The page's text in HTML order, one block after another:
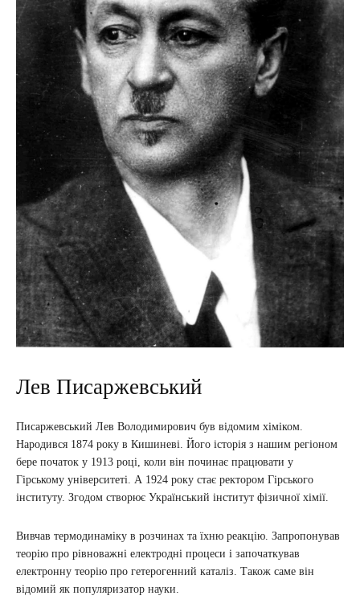
Лев Писаржевський
Писаржевський Лев Володимирович був відомим хіміком.
Народився 1874 року в Кишиневі. Його історія з нашим регіоном
бере початок у 1913 році, коли він починає працювати у
Гірському університеті. А 1924 року стає ректором Гірського
інституту. Згодом створює Український інститут фізичної хімії.
Вивчав термодинаміку в розчинах та їхню реакцію. Запропонував
теорію про рівноважні електродні процеси і започаткував
електронну теорію про гетерогенний каталіз. Також саме він
відомий як популяризатор науки.